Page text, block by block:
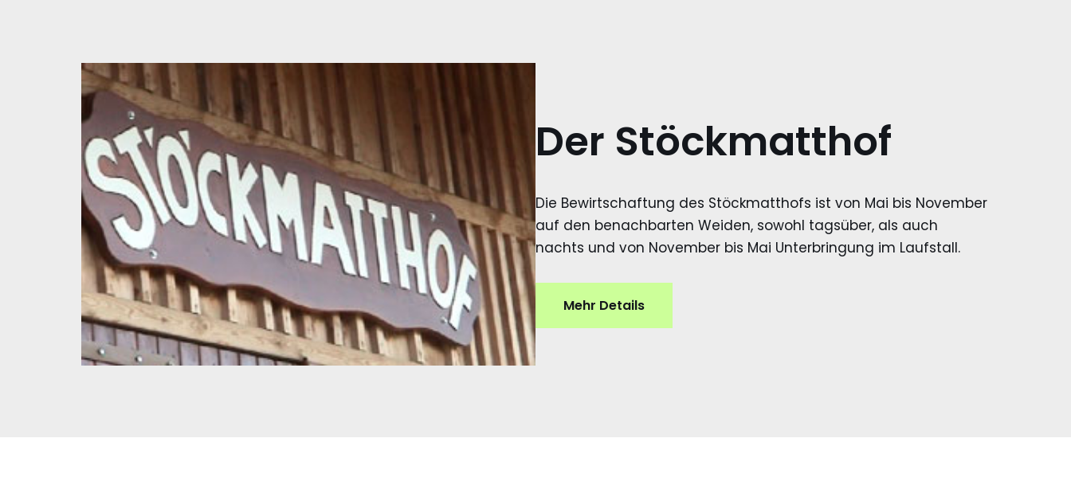
Der Stöckmatthof
Die Bewirtschaftung des Stöckmatthofs ist von Mai bis November
auf den benachbarten Weiden, sowohl tagsüber, als auch
nachts und von November bis Mai Unterbringung im Laufstall.
Mehr Details